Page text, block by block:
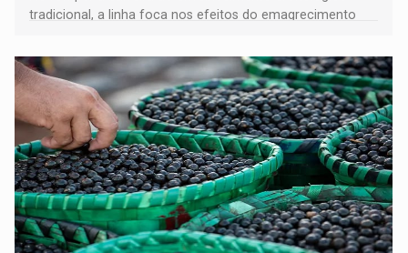
tradicional, a linha foca nos efeitos do emagrecimento
conversas contemporâneas